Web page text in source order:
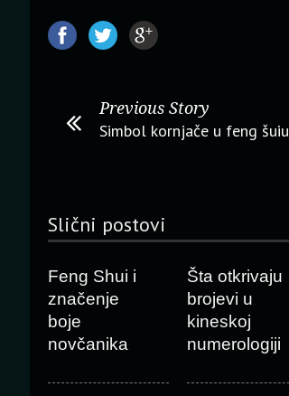
Previous Story
Simbol kornjače u feng šuiu
Slični postovi
Feng Shui i
značenje
boje
novčanika
Šta otkrivaju
brojevi u
kineskoj
numerologiji